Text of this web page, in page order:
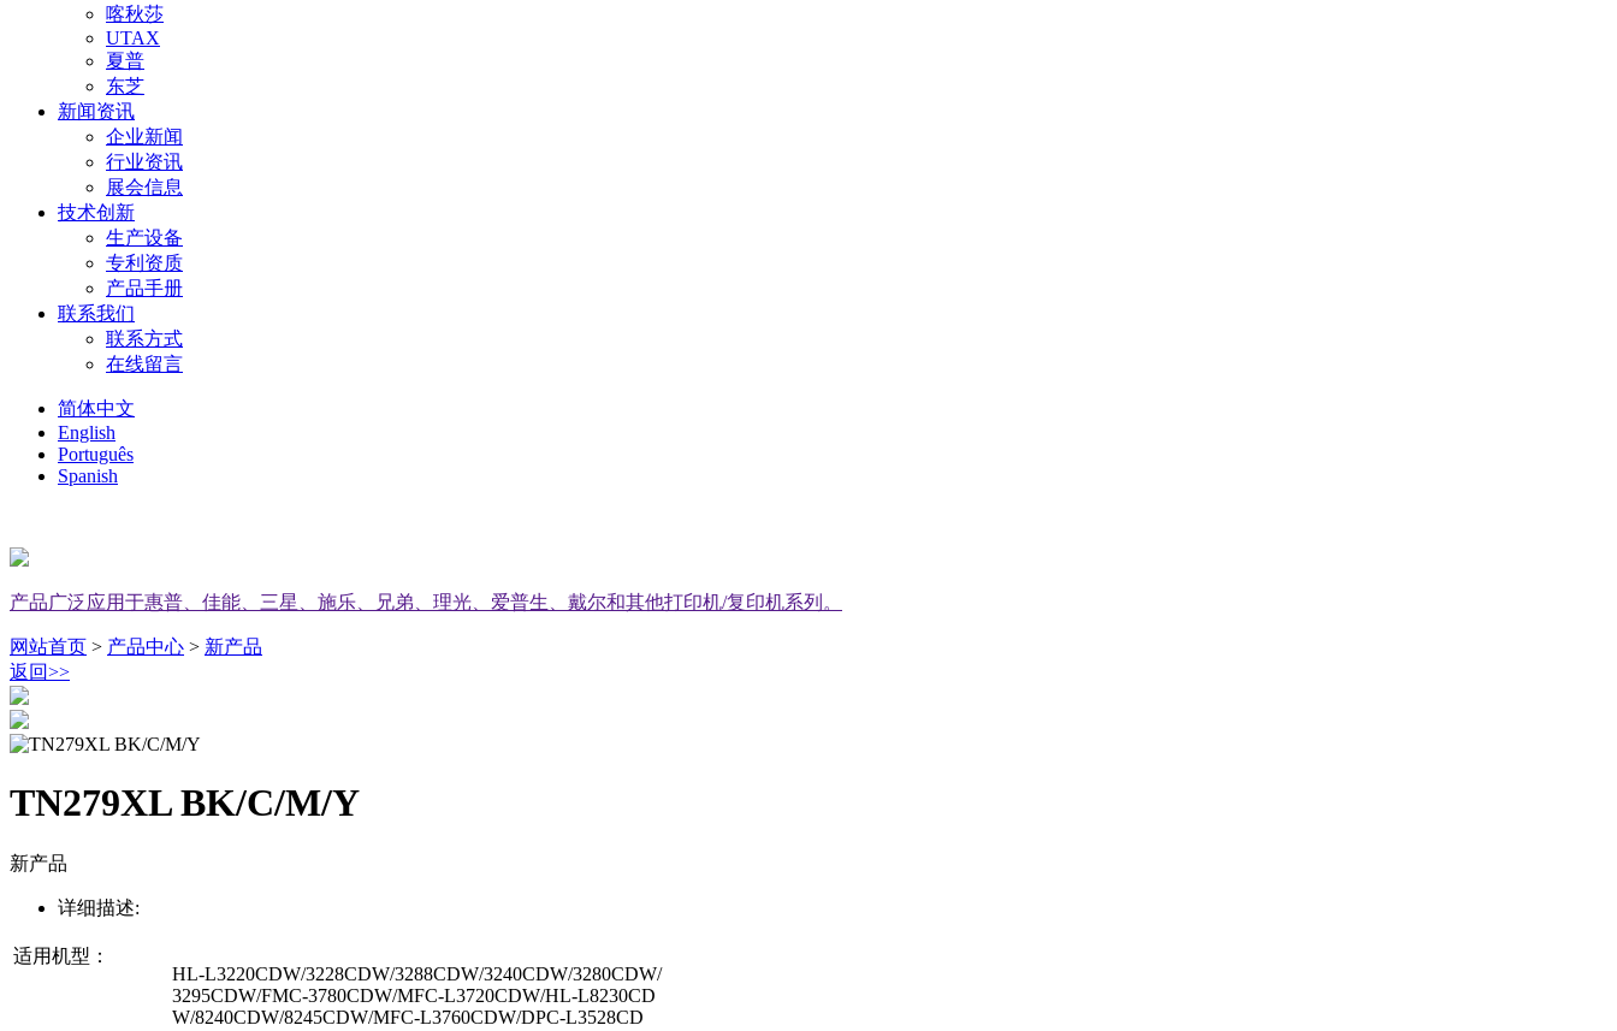
喀秋莎
UTAX
夏普
东芝
新闻资讯
企业新闻
行业资讯
展会信息
技术创新
生产设备
专利资质
产品手册
联系我们
联系方式
在线留言
简体中文
English
Português
Spanish
产品广泛应用于惠普、佳能、三星、施乐、兄弟、理光、爱普生、戴尔和其他打印机/复印机系列。
网站首页 > 产品中心 > 新产品
返回>>
TN279XL BK/C/M/Y
新产品
详细描述:
适用机型：
HL-L3220CDW/3228CDW/3288CDW/3240CDW/3280CDW/
3295CDW/FMC-3780CDW/MFC-L3720CDW/HL-L8230CD
W/8240CDW/8245CDW/MFC-L3760CDW/DPC-L3528CD